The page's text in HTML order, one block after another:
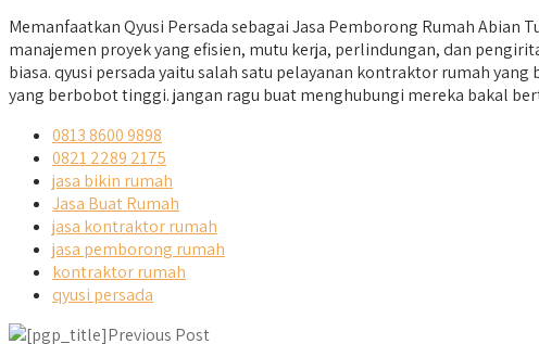
Memanfaatkan Qyusi Persada sebagai Jasa Pemborong Rumah
manajemen proyek yang efisien, mutu kerja, perlindungan, dan
biasa. qyusi persada yaitu salah satu pelayanan kontraktor rumah
yang berbobot tinggi. jangan ragu buat menghubungi mereka bakal
0813 8600 9898
0821 2289 2175
jasa bikin rumah
Jasa Buat Rumah
jasa kontraktor rumah
jasa pemborong rumah
kontraktor rumah
qyusi persada
Previous Post